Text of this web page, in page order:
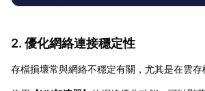
2. 優化網絡連接穩定性
存檔損壞常與網絡不穩定有關，尤其是在雲存